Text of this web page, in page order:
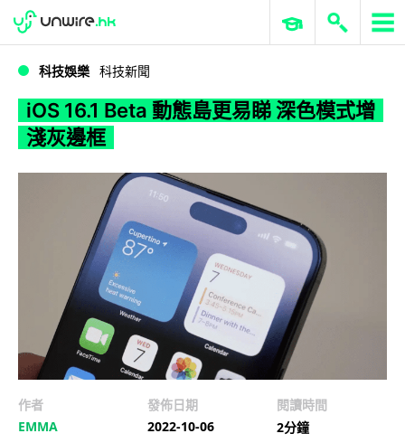
WWDC 2026 ERP 與商業 AI
科技娛樂 科技新聞
iOS 16.1 Beta 動態島更易睇 深色模式增
淺灰邊框
作者
EMMA
發佈日期
2022-10-06
閱讀時間
2分鐘